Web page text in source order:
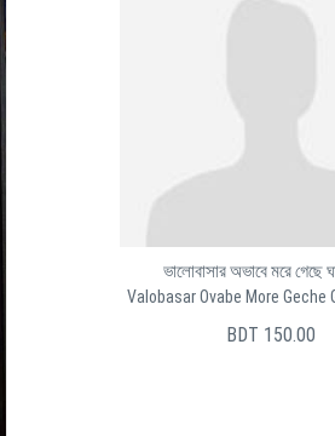
ভালোবাসার অভাবে মরে গেছে
Valobasar Ovabe More Geche
BDT 150.00